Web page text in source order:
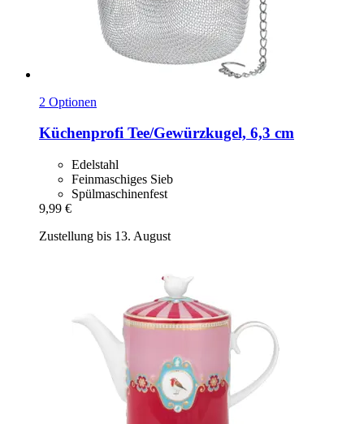
2 Optionen
Küchenprofi Tee/Gewürzkugel, 6,3 cm
Edelstahl
Feinmaschiges Sieb
Spülmaschinenfest
9,99 €
Zustellung bis 13. August